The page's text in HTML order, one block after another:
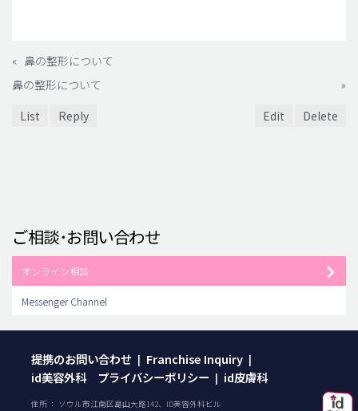
« 鼻の整形について
鼻の整形について
»
List
Reply Edit Delete
ご相談･お問い合わせ
オンライン相談
Messenger Channel
提携のお問い合わせ | Franchise Inquiry |
id美容外科 プライバシーポリシー | id皮膚科
住所 ： ソウル市江南区島山大路142、ID美容外科ビル